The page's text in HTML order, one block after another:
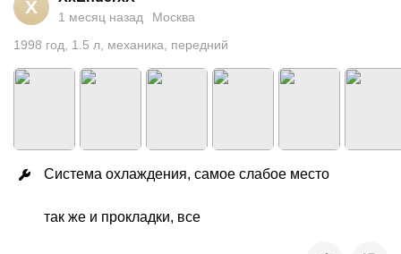
X 1 месяц назад
Москва
1998 год 1.5 л механика передний
Система охлаждения, самое слабое место
так же и прокладки, все